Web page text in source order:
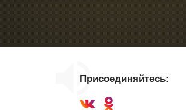
Присоединяйтесь: